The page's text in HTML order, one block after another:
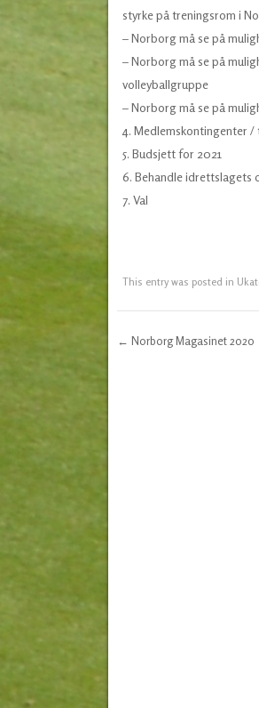
styrke på treningsrom i
– Norborg må se på
– Norborg må se på
volleyballgruppe
– Norborg må se på
4. Medlemskontingenter
5. Budsjett for 2021
6. Behandle idrettslagets
7. Val
This entry was posted in
← Norborg Magasinet 2020